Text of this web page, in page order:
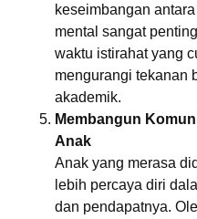
keseimbangan
mental sangat
waktu istirahat yang
mengurangi tekanan
akademik.
Membangun
Anak
Anak yang merasa
lebih percaya diri
dan pendapatnya.